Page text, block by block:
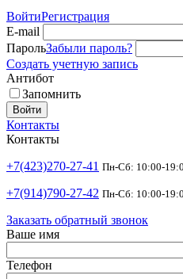
ВойтиРегистрация
E-mail
ПарольЗабыли пароль?
Создать учетную запись
Антибот
Запомнить
Войти
Контакты
Контакты
+7(423)270-27-41 Пн-Сб: 10:00-
+7(914)790-27-42 Пн-Сб: 10:00-
Заказать обратный звонок
Ваше имя
Телефон